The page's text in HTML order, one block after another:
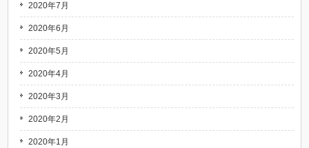
2020年7月
2020年6月
2020年5月
2020年4月
2020年3月
2020年2月
2020年1月